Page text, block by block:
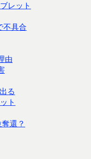
レット
不具合
由
る
ト
還？